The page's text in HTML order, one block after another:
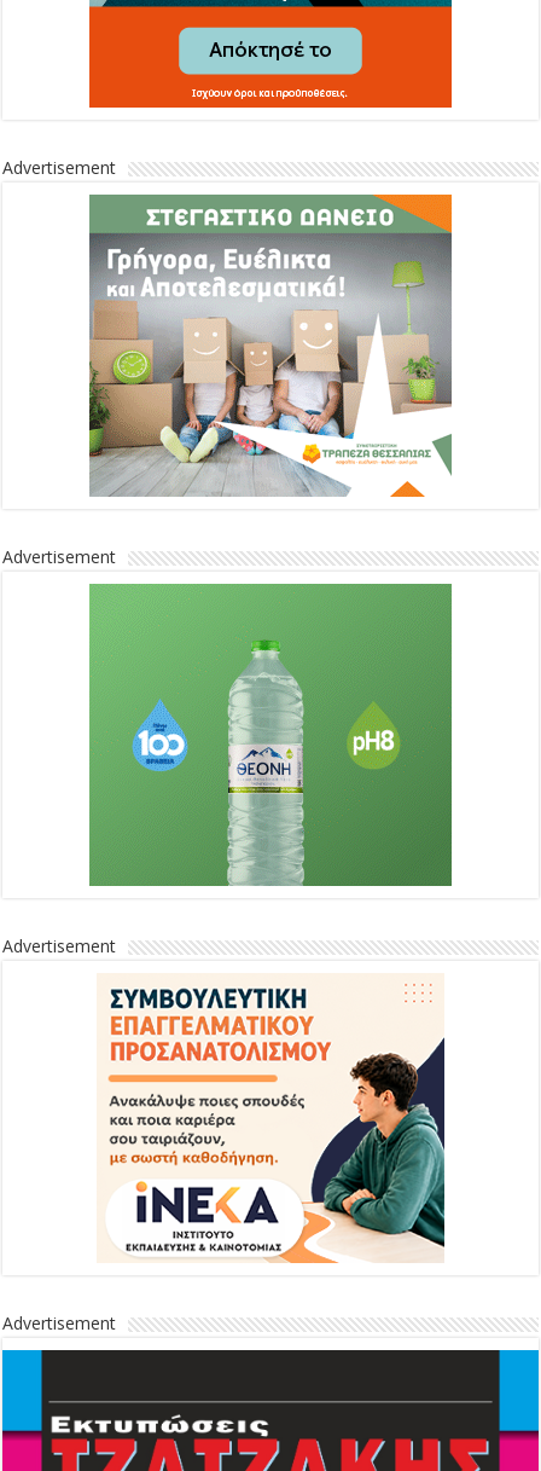
Advertisement
Advertisement
Advertisement
Advertisement